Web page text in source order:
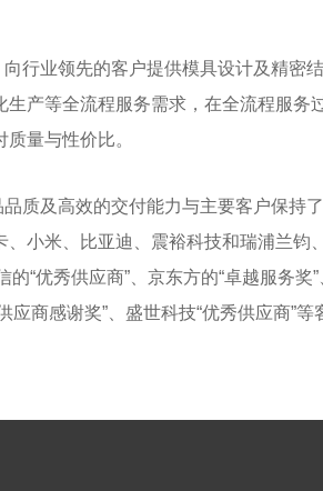
业领先的客户提供模具设计及精密
产等全流程服务需求，在全流程服
量与性价比。
及高效的交付能力与主要客户保持
小米、比亚迪、震裕科技和瑞浦兰钧
的“优秀供应商”、京东方的“卓越服务
商感谢奖”、盛世科技“优秀供应商”等